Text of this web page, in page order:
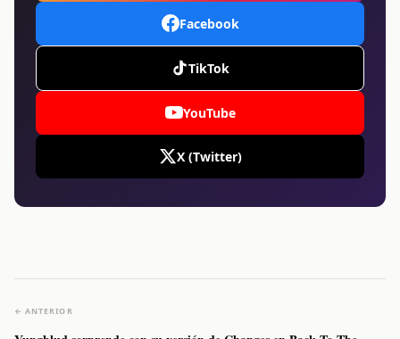
Facebook
TikTok
YouTube
X (Twitter)
← ANTERIOR